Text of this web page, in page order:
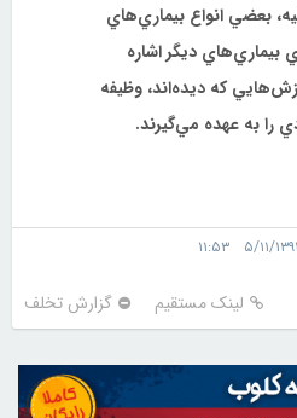
بعضي انواع بيماري‌هاي
بيماري‌هاي ديگر اشاره
كه ديده‌اند، وظيفه
را به عهده مي‌گيرند.
لینک مستقیم گزارش تخلف